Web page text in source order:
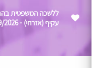
ללשכה המשפטית
עקיף (אזרחי) - 09/2026